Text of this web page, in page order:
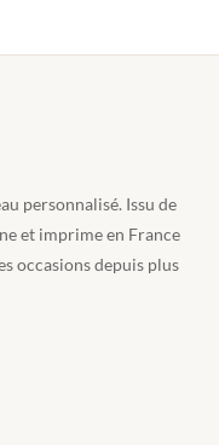
personnalisé. Issu de
et imprime en France
occasions depuis plus